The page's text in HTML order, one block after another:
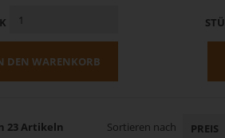
DEN WARENKORB
23 Artikeln Sortieren nach